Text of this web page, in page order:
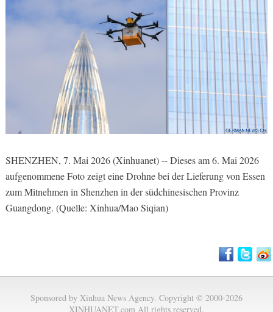
SHENZHEN, 7. Mai 2026 (Xinhuanet) -- Dieses am 6. Mai 2026
aufgenommene Foto zeigt eine Drohne bei der Lieferung von Essen
zum Mitnehmen in Shenzhen in der südchinesischen Provinz
Guangdong. (Quelle: Xinhua/Mao Siqian)
Sponsored by Xinhua News Agency. Copyright © 2000-2026
XINHUANET.com All rights reserved.